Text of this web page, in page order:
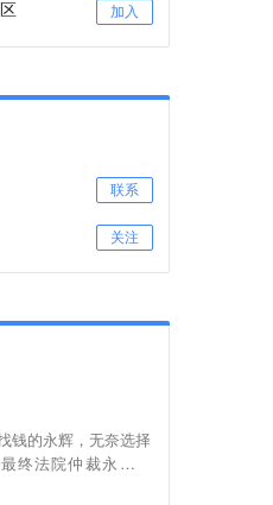
加入
联系
关注
钱的永辉，无奈选择
终法院仲裁永辉获
眼看就要落袋？